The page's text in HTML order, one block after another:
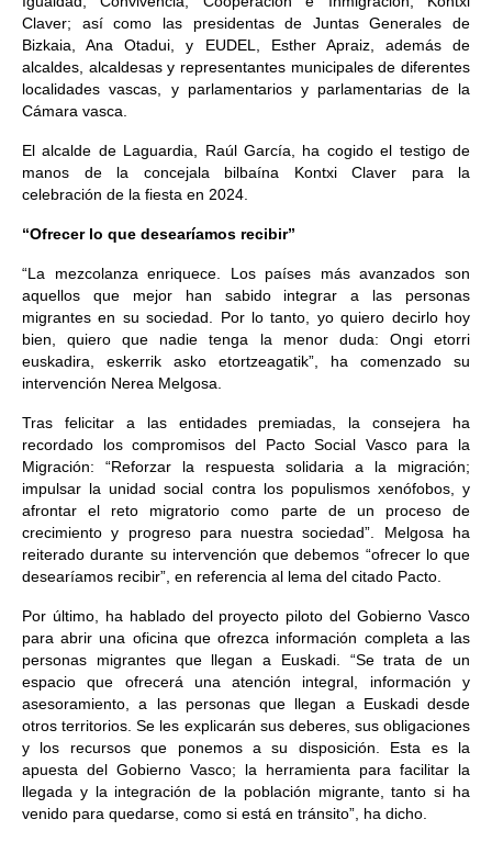
Claver; así como las presidentas de Juntas Generales de
Bizkaia, Ana Otadui, y EUDEL, Esther Apraiz, además de
alcaldes, alcaldesas y representantes municipales de diferentes
localidades vascas, y parlamentarios y parlamentarias de la
Cámara vasca.
El alcalde de Laguardia, Raúl García, ha cogido el testigo de
manos de la concejala bilbaína Kontxi Claver para la
celebración de la fiesta en 2024.
“Ofrecer lo que desearíamos recibir”
“La mezcolanza enriquece. Los países más avanzados son
aquellos que mejor han sabido integrar a las personas
migrantes en su sociedad. Por lo tanto, yo quiero decirlo hoy
bien, quiero que nadie tenga la menor duda: Ongi etorri
euskadira, eskerrik asko etortzeagatik”, ha comenzado su
intervención Nerea Melgosa.
Tras felicitar a las entidades premiadas, la consejera ha
recordado los compromisos del Pacto Social Vasco para la
Migración: “Reforzar la respuesta solidaria a la migración;
impulsar la unidad social contra los populismos xenófobos, y
afrontar el reto migratorio como parte de un proceso de
crecimiento y progreso para nuestra sociedad”. Melgosa ha
reiterado durante su intervención que debemos “ofrecer lo que
desearíamos recibir”, en referencia al lema del citado Pacto.
Por último, ha hablado del proyecto piloto del Gobierno Vasco
para abrir una oficina que ofrezca información completa a las
personas migrantes que llegan a Euskadi. “Se trata de un
espacio que ofrecerá una atención integral, información y
asesoramiento, a las personas que llegan a Euskadi desde
otros territorios. Se les explicarán sus deberes, sus obligaciones
y los recursos que ponemos a su disposición. Esta es la
apuesta del Gobierno Vasco; la herramienta para facilitar la
llegada y la integración de la población migrante, tanto si ha
venido para quedarse, como si está en tránsito”, ha dicho.